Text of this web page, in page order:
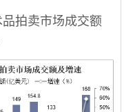
拍卖市场成交额